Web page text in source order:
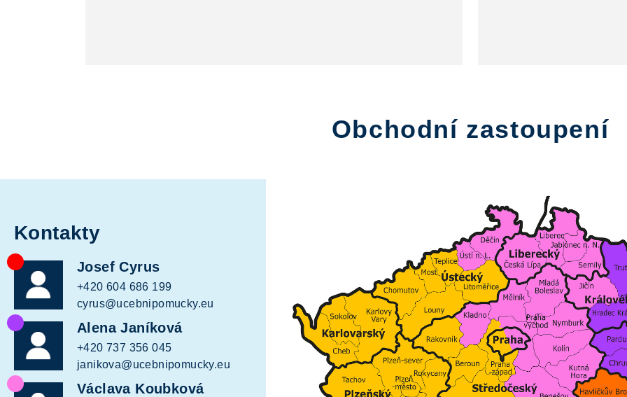
Obchodní zastoupení
Kontakty
Josef Cyrus
+420 604 686 199
cyrus@ucebnipomucky.eu
Alena Janíková
+420 737 356 045
janikova@ucebnipomucky.eu
Václava Koubková